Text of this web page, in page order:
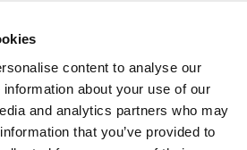
content to analyse our
about your use of our
and analytics partners who may
that you’ve provided to